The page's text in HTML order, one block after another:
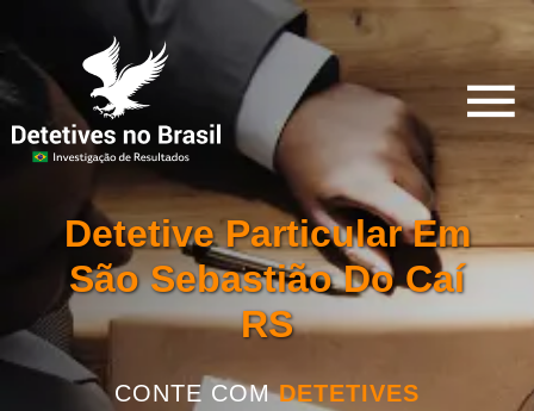
Detetive Particular Em
São Sebastião Do Caí
RS
CONTE COMDETETIVES